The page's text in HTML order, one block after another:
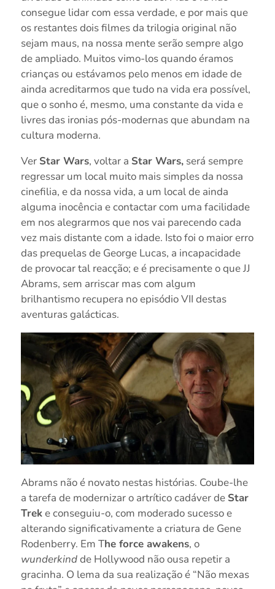
consegue lidar com essa verdade, e por mais que
os restantes dois filmes da trilogia original não
sejam maus, na nossa mente serão sempre algo
de ampliado. Muitos vimo-los quando éramos
crianças ou estávamos pelo menos em idade de
ainda acreditarmos que tudo na vida era possível,
que o sonho é, mesmo, uma constante da vida e
livres das ironias pós-modernas que abundam na
cultura moderna.
Ver Star Wars, voltar a Star Wars,será sempre
regressar um local muito mais simples da nossa
cinefilia, e da nossa vida, a um local de ainda
alguma inocência e contactar com uma facilidade
em nos alegrarmos que nos vai parecendo cada
vez mais distante com a idade. Isto foi o maior erro
das prequelas de George Lucas, a incapacidade
de provocar tal reacção; e é precisamente o que JJ
Abrams, sem arriscar mas com algum
brilhantismo recupera no episódio VII destas
aventuras galácticas.
Abrams não é novato nestas histórias. Coube-lhe
a tarefa de modernizar o artrítico cadáver de Star
Treke conseguiu-o, com moderado sucesso e
alterando significativamente a criatura de Gene
Rodenberry. Em The force awakens, o
wunderkindde Hollywood não ousa repetir a
gracinha. O lema da sua realização é “Não mexas